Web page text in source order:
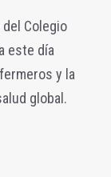
Colegio
este día
y la
global.